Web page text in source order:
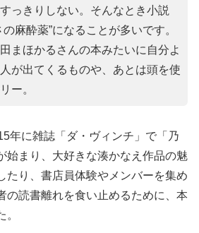
っきりしない。そんなとき小説
の麻酔薬”になることが多いです。
まほかるさんの本みたいに自分よ
が出てくるものや、あとは頭を使
ー。
年に雑誌「ダ・ヴィンチ」で「乃
始まり、大好きな湊かなえ作品の魅
たり、書店員体験やメンバーを集め
の読書離れを食い止めるために、本